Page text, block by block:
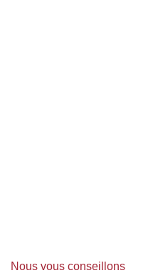
Nous vous conseillons